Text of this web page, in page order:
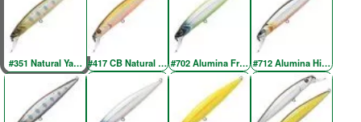
#351 Natural Yamame YE#417 CB Natural Brown#702 Alumina Fresh Green SH#712 Alumina Higenaga